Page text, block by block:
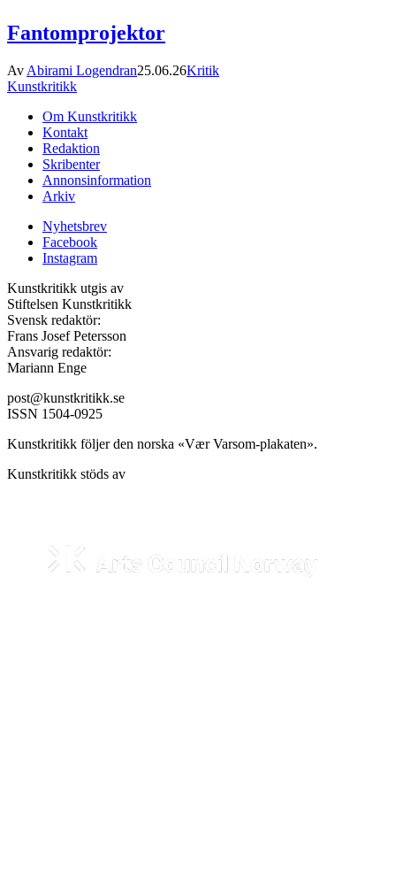
Fantomprojektor
Av Abirami Logendran25.06.26Kritik
Kunstkritikk
Om Kunstkritikk
Kontakt
Redaktion
Skribenter
Annonsinformation
Arkiv
Nyhetsbrev
Facebook
Instagram
Kunstkritikk utgis av
Stiftelsen Kunstkritikk
Svensk redaktör:
Frans Josef Petersson
Ansvarig redaktör:
Mariann Enge
post@kunstkritikk.se
ISSN 1504-0925
Kunstkritikk följer den norska «Vær Varsom-plakaten».
Kunstkritikk stöds av